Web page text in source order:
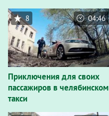
Приключения для своих
пассажиров в челябинском
такси
8 04:46